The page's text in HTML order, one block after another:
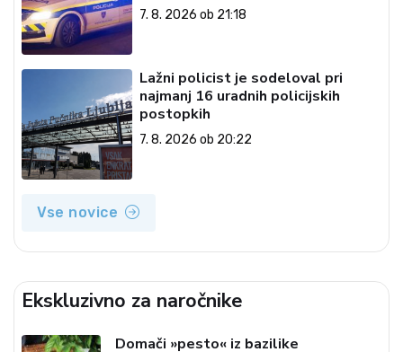
7. 8. 2026 ob 21:18
Lažni policist je sodeloval pri
najmanj 16 uradnih policijskih
postopkih
7. 8. 2026 ob 20:22
Vse novice
Ekskluzivno za naročnike
Domači »pesto« iz bazilike